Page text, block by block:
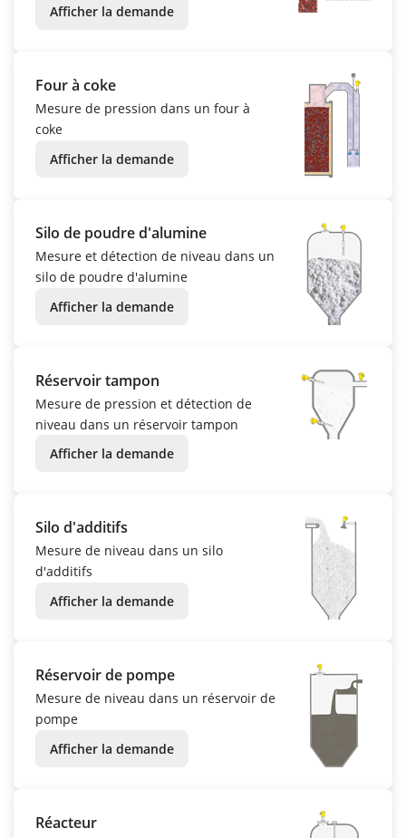
Afficher la demande
Four à coke
Mesure de pression dans un four à
coke
Afficher la demande
Silo de poudre d'alumine
Mesure et détection de niveau dans un
silo de poudre d'alumine
Afficher la demande
Réservoir tampon
Mesure de pression et détection de
niveau dans un réservoir tampon
Afficher la demande
Silo d'additifs
Mesure de niveau dans un silo
d'additifs
Afficher la demande
Réservoir de pompe
Mesure de niveau dans un réservoir de
pompe
Afficher la demande
Réacteur